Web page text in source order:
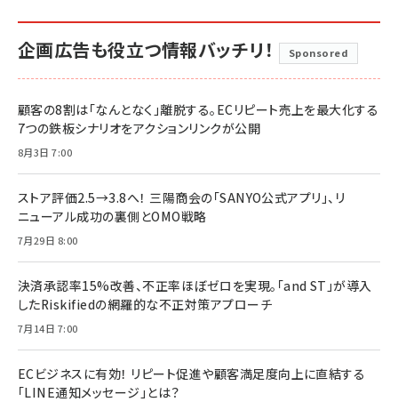
企画広告も役立つ情報バッチリ！ Sponsored
顧客の8割は「なんとなく」離脱する。ECリピート売上を最大化する
7つの鉄板シナリオをアクションリンクが公開
8月3日 7:00
ストア評価2.5→3.8へ！ 三陽商会の「SANYO公式アプリ」、リ
ニューアル成功の裏側とOMO戦略
7月29日 8:00
決済承認率15%改善、不正率ほぼゼロを実現。「and ST」が導入
したRiskifiedの網羅的な不正対策アプローチ
7月14日 7:00
ECビジネスに有効！ リピート促進や顧客満足度向上に直結する
「LINE通知メッセージ」とは？